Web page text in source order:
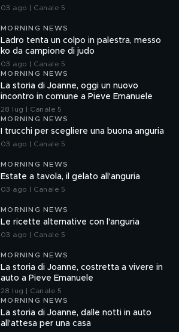
03 ago | Canale 5
MORNING NEWS
Ladro tenta un colpo in palestra, messo
ko da campione di judo
03 ago | Canale 5
MORNING NEWS
La storia di Joanne, oggi un nuovo
incontro in comune a Pieve Emanuele
28 lug | Canale 5
MORNING NEWS
I trucchi per scegliere una buona anguria
03 ago | Canale 5
MORNING NEWS
Estate a tavola, il gelato all'anguria
03 ago | Canale 5
MORNING NEWS
Le ricette alternative con l'anguria
03 ago | Canale 5
MORNING NEWS
La storia di Joanne, costretta a vivere in
auto a Pieve Emanuele
28 lug | Canale 5
MORNING NEWS
La storia di Joanne, dalle notti in auto
all'attesa per una casa